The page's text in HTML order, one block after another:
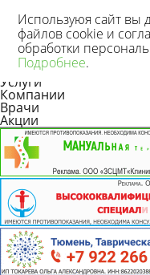
Новости
Статьи
Услуги
Компании
Врачи
Акции
Используюя сайт вы
файлов cookie и
обработки
Подробнее.